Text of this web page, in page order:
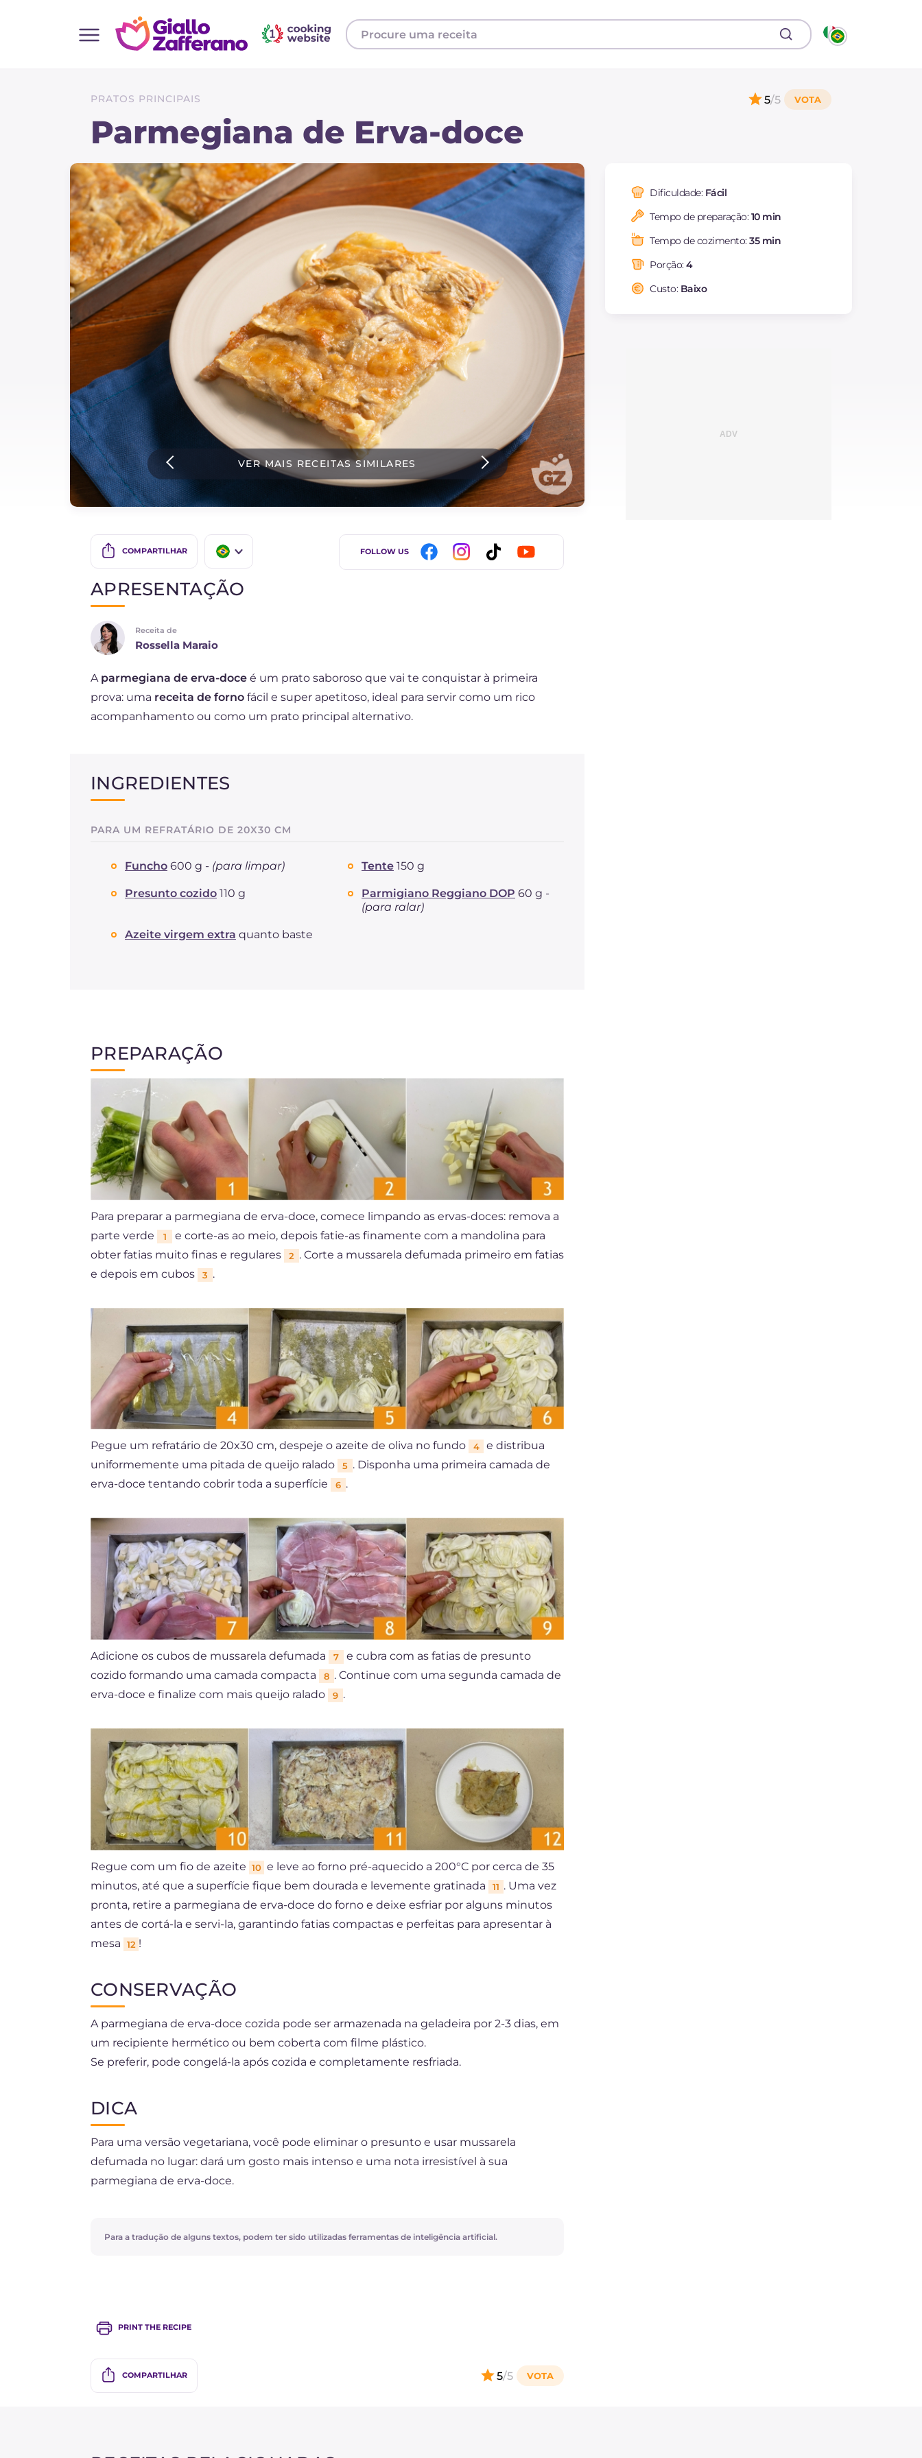
Todas as receitas
Pratos principais
Bebidas e refrescos
Sobremesas
Acompanhamentos
Pizzas e focaccia
Bolos e panificacao
Ultimas receitas
IT Website
Instagram
PRATOS PRINCIPAIS
Parmegiana de Erva-doce
5/5
VER MAIS RECEITAS SIMILARES
COMPARTILHAR
FR
FOLLOW US
Dificuldade: Fácil
Tempo de preparação:10 min
Tempo de cozimento:35 min
Porção:4
Custo: Baixo
APRESENTAÇÃO
Receita de
Rossella Maraio
A parmegiana de erva-doce é um prato saboroso que vai te conquistar à primeira
prova: uma receita de forno fácil e super apetitoso, ideal para servir como um rico
acompanhamento ou como um prato principal alternativo.
INGREDIENTES
PARA UM REFRATÁRIO DE 20X30 CM
Funcho 600 g - (para limpar) Tente 150 g
Presunto cozido 110 g Parmigiano Reggiano DOP 60 g -
(para ralar)
Azeite virgem extra quanto baste
PREPARAÇÃO
Para preparar a parmegiana de erva-doce, comece limpando as ervas-doces: remova a
parte verde
1
e corte-as ao meio, depois fatie-as finamente com a mandolina para
obter fatias muito finas e regulares
2 . Corte a mussarela defumada primeiro em fatias
e depois em cubos
3 .
Pegue um refratário de 20x30 cm, despeje o azeite de oliva no fundo 4
e distribua
uniformemente uma pitada de queijo ralado
5 . Disponha uma primeira camada de
erva-doce tentando cobrir toda a superfície
6 .
Adicione os cubos de mussarela defumada 7
e cubra com as fatias de presunto
cozido formando uma camada compacta
8 . Continue com uma segunda camada de
erva-doce e finalize com mais queijo ralado
9 .
Regue com um fio de azeite 10 e leve ao forno pré-aquecido a 200°C por cerca de 35
minutos, até que a superfície fique bem dourada e levemente gratinada
11 . Uma vez
pronta, retire a parmegiana de erva-doce do forno e deixe esfriar por alguns minutos
antes de cortá-la e servi-la, garantindo fatias compactas e perfeitas para apresentar à
mesa
12 !
CONSERVAÇÃO
A parmegiana de erva-doce cozida pode ser armazenada na geladeira por 2-3 dias, em
um recipiente hermético ou bem coberta com filme plástico.
Se preferir, pode congelá-la após cozida e completamente resfriada.
DICA
Para uma versão vegetariana, você pode eliminar o presunto e usar mussarela
defumada no lugar: dará um gosto mais intenso e uma nota irresistível à sua
parmegiana de erva-doce.
Para a tradução de alguns textos, podem ter sido utilizadas ferramentas de inteligência artificial.
PRINT THE RECIPE
COMPARTILHAR 5/5